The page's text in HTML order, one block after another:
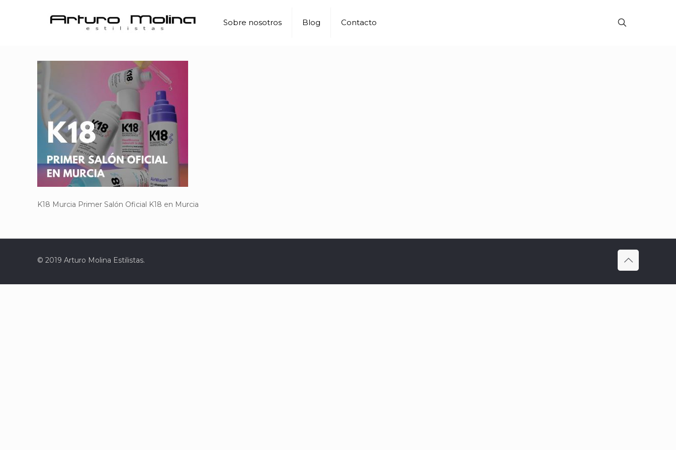
Sobre nosotros Blog Contacto
K18 Murcia Primer Salón Oficial K18 en Murcia
© 2019 Arturo Molina Estilistas.